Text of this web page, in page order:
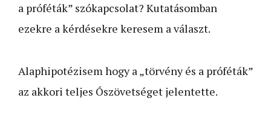
a próféták” szókapcsolat? Kutatásomban
ezekre a kérdésekre keresem a választ.
Alaphipotézisem hogy a „törvény és a próféták”
az akkori teljes Ószövetséget jelentette.